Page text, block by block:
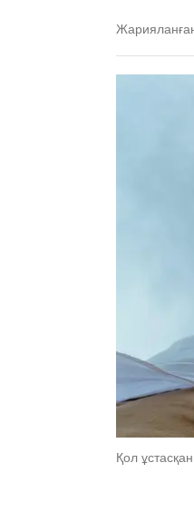
Қол